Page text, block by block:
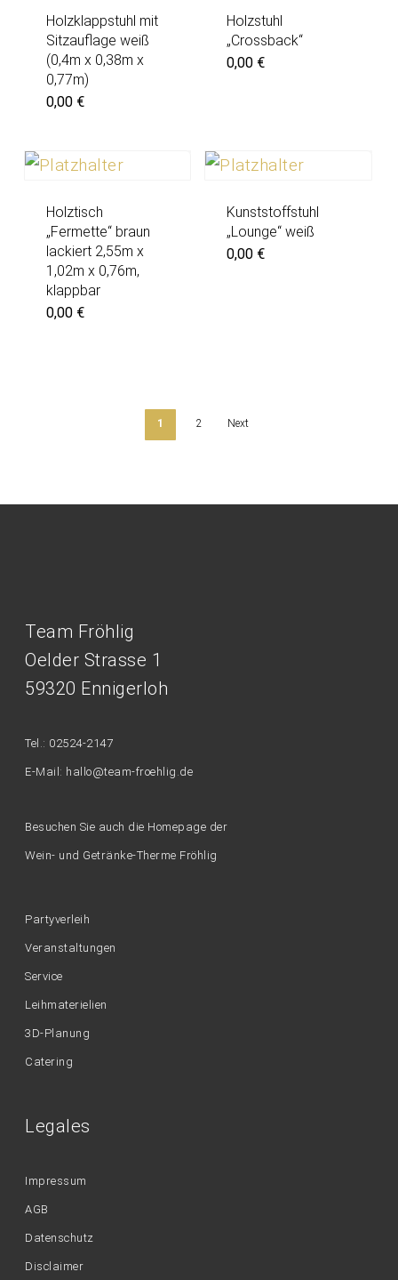
Holzklappstuhl mit
Sitzauflage weiß
(0,4m x 0,38m x
0,77m)
0,00 €
Holzstuhl
„Crossback“
0,00 €
Holztisch
„Fermette“ braun
lackiert 2,55m x
1,02m x 0,76m,
klappbar
0,00 €
Kunststoffstuhl
„Lounge“ weiß
0,00 €
1 2 Next
Team Fröhlig
Oelder Strasse 1
59320 Ennigerloh
Tel.: 02524-2147
E-Mail: hallo@team-froehlig.de
Besuchen Sie auch die Homepage der
Wein- und Getränke-Therme Fröhlig
Partyverleih
Veranstaltungen
Service
Leihmaterielien
3D-Planung
Catering
Legales
Impressum
AGB
Datenschutz
Disclaimer